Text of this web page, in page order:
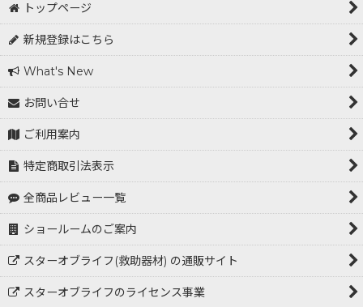
並び順:
トップページ
新規登録はこちら
What's New
お問い合せ
ご利用案内
特定商取引法表示
全商品レビュー一覧
ショールームのご案内
スターオブライフ(救助器材) の通販サイト
スターオブライフのライセンス事業